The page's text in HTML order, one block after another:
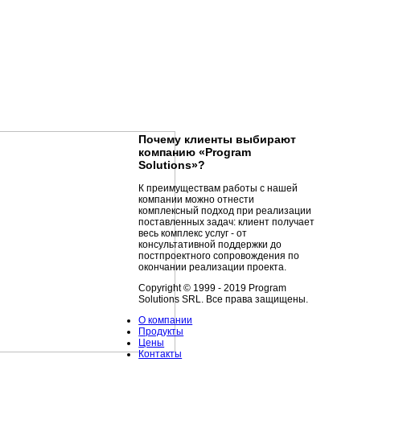
Почему клиенты выбирают
компанию «Program
Solutions»?
К преимуществам работы с нашей
компании можно отнести
комплексный подход при реализации
поставленных задач: клиент получает
весь комплекс услуг - от
консультативной поддержки до
постпроектного сопровождения по
окончании реализации проекта.
Copyright © 1999 - 2019 Program
Solutions SRL. Все права защищены.
О компании
Продукты
Цены
Контакты